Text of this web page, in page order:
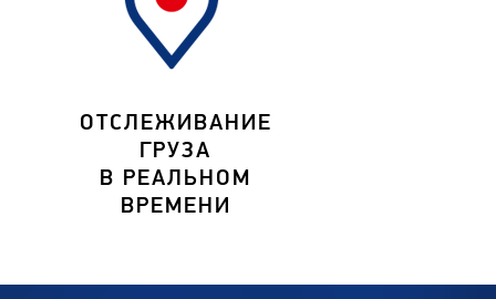
ОТСЛЕЖИВАНИЕ
ГРУЗА
В РЕАЛЬНОМ
ВРЕМЕНИ